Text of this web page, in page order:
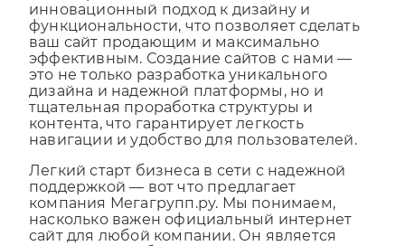
Наше предложение включает
инновационный подход к дизайну и
функциональности, что позволяет сделать
ваш сайт продающим и максимально
эффективным. Создание сайтов с нами —
это не только разработка уникального
дизайна и надежной платформы, но и
тщательная проработка структуры и
контента, что гарантирует легкость
Легкий старт бизнеса в сети с надежной
поддержкой — вот что предлагает
компания Мегагрупп.ру. Мы понимаем,
насколько важен официальный интернет